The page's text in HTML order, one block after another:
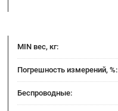
MIN вес, кг:
Погрешность измерений, %:
Беспроводные: